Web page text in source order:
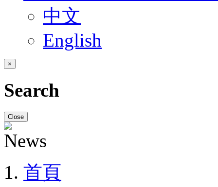
中文
English
×
Search
Close
首頁